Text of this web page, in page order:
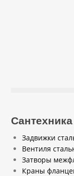
Сантехника
Задвижки
Вентиля
Затворы
Краны